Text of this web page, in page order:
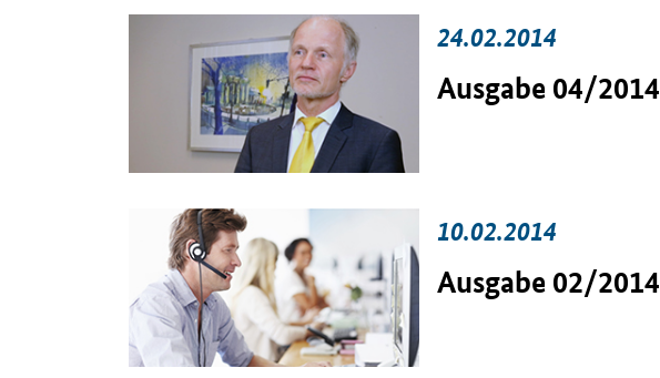
24.02.2014
Ausgabe 04/2014
10.02.2014
Ausgabe 02/2014